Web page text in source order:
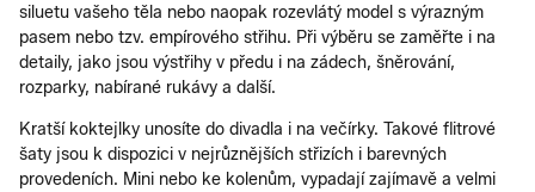
siluetu vašeho těla nebo naopak rozevlátý model s výrazným
pasem nebo tzv. empírového střihu. Při výběru se zaměřte i na
detaily, jako jsou výstřihy v předu i na zádech, šněrování,
rozparky, nabírané rukávy a další.
Kratší koktejlky unosíte do divadla i na večírky. Takové flitrové
šaty jsou k dispozici v nejrůznějších střizích i barevných
provedeních. Mini nebo ke kolenům, vypadají zajímavě a velmi